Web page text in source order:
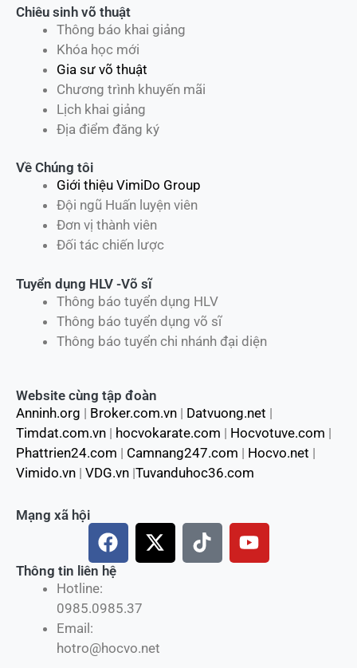
Chiêu sinh võ thuật
Thông báo khai giảng
Khóa học mới
Gia sư võ thuật
Chương trình khuyến mãi
Lịch khai giảng
Địa điểm đăng ký
Về Chúng tôi
Giới thiệu VimiDo Group
Đội ngũ Huấn luyện viên
Đơn vị thành viên
Đối tác chiến lược
Tuyển dụng HLV -Võ sĩ
Thông báo tuyển dụng HLV
Thông báo tuyển dụng võ sĩ
Thông báo tuyển chi nhánh đại diện
Website cùng tập đoàn
Anninh.org | Broker.com.vn | Datvuong.net |
Timdat.com.vn | hocvokarate.com | Hocvotuve.com |
Phattrien24.com | Camnang247.com | Hocvo.net |
Vimido.vn | VDG.vn |Tuvanduhoc36.com
Hotline:
0985.0985.37
Email:
hotro@hocvo.net
Mạng xã hội
F
a
c
b
o
X
-
t
T
i
Y
o
Thông tin liên hệ